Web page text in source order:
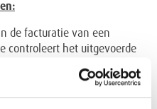
de facturatie van een
controleert het uitgevoerde
voor de rapportering van de